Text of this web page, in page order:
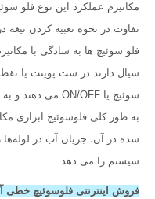
مکانیزم عملکرد این نوع فلو
تفاوت در نحوه تعبیه کردن
فلو سوئیچ ها به سادگی با
سیال دارند در ست پوینت یا
سوئیچ یا ON/OFF می دهند و به شما امکان کنترل فلوی خط را می دهند.
به طور کلی فلوسوئیچ ابزاری
شده در آن، جریان آب در
سیستم را می دهد.